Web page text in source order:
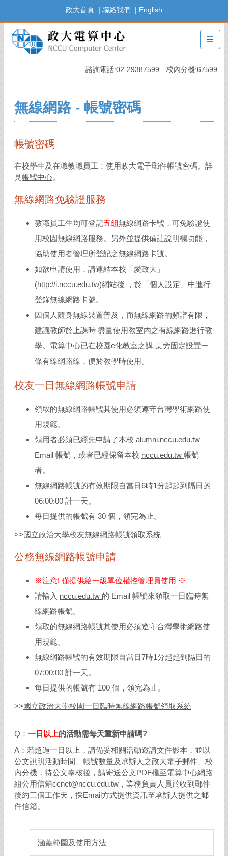
政大首頁 | 聯絡我們 | English
諮詢電話:02-29387599 校內分機:67599
無線網路 - 帳號密碼
帳號密碼
在校學生及在職教職員工：使用政大電子郵件帳號密碼。詳
見帳號中心。
無線網路免驗證服務
教職員工生均可登記五組無線網路卡號，可免驗證使
用校園無線網路服務。另外並提供備註說明欄功能，
協助使用者管理所登記之無線網路卡號。
如欲申請使用，請連結本校「愛政大」
(http://i.nccu.edu.tw)網站後 ，於「個人設定」中進行
登錄無線網路卡號。
因個人隨身無線裝置普及，而無線網路的頻譜有限，
建議教師於上課時 盡量使用教室內之有線網路進行教
學。電算中心已在校園e化教室之講 桌旁固定設置一
條有線網路線，便於教學時使用。
校友一日無線網路帳號申請
領取的無線網路帳號其使用必須遵守台灣學術網路使
用規範。
領用者必須已經先申請了本校 alumni.nccu.edu.tw
Email 帳號，或者已經保留本校 nccu.edu.tw 帳號
者。
無線網路帳號的有效期限自當日6時1分起起到隔日的
06:00:00 計一天。
每日提供的帳號有 30 個，領完為止。
>>國立政治大學校友無線網路帳號領取系統
公務無線網路帳號申請
※注意! 僅提供給一級單位權控管理員使用 ※
請輸入 nccu.edu.tw 的 Email 帳號來領取一日臨時無
線網路帳號。
領取的無線網路帳號其使用必須遵守台灣學術網路使
用規範。
無線網路帳號的有效期限自當日7時1分起起到隔日的
07:00:00 計一天。
每日提供的帳號有 100 個，領完為止。
>>國立政治大學校園一日臨時無線網路帳號領取系統
Q： 一日以上的活動需每天重新申請嗎?
A：若超過一日以上，請備妥相關活動邀請文件影本，並以
公文說明活動時間、帳號數量及承辦人之政大電子郵件、校
內分機，待公文奉核後，請寄送公文PDF檔至電算中心網路
組公用信箱ccnet@nccu.edu.tw，業務負責人員於收到郵件
後約三個工作天，採Email方式提供資訊至承辦人提供之郵
件信箱。
涵蓋範圍及使用方法